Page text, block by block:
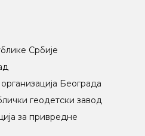
Србије
Београда
геодетски завод
за привредне